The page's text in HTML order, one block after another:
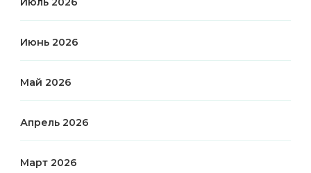
Июнь 2026
Май 2026
Апрель 2026
Март 2026